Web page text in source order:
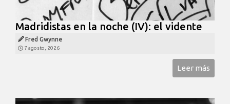
Madridistas en la noche (IV): el vidente
Fred Gwynne
7 agosto, 2026
Leer más